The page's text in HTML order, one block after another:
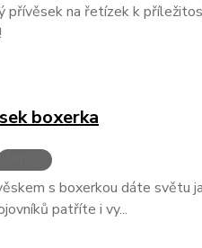
přívěsek na řetízek k
boxerka
s boxerkou dáte světu
patříte i vy...